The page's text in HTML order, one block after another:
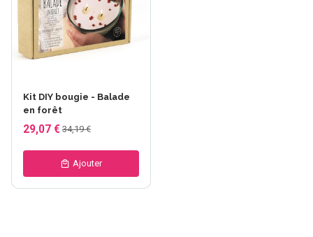
Kit DIY bougie - Balade
en forêt
29,07 € 34,19 €
Ajouter